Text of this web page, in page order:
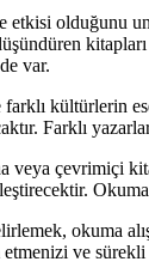
etkisi olduğunu
var.
kültürlerin
Farklı
veya çevrimiçi
okuma
ve